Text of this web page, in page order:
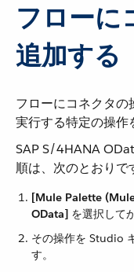
フローに
追加する
フローにコネクタ
実行する特定の操作
SAP S/4HANA
順は、次のとおりで
[Mule Palette
OData] を選択して
その操作を Studio
す。